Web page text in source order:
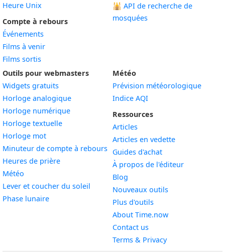
Heure Unix
Compte à rebours
Événements
Films à venir
Films sortis
🕌 API de recherche de
mosquées
Outils pour webmasters
Widgets gratuits
Horloge analogiqueWidget
Horloge numériqueWidget
Horloge textuelleWidget
Horloge motWidget
Minuteur de compte à rebours Widget
Heures de prièreWidget
Météo
Lever et coucher du soleil
Phase lunaireWidget
Météo
Prévision météorologique
Indice AQI
Ressources
Articles
Articles en vedette
Guides d'achat
À propos de l'éditeur
Blog
Nouveaux outils
Plus d'outils
About Time.now
Contact us
Terms & Privacy